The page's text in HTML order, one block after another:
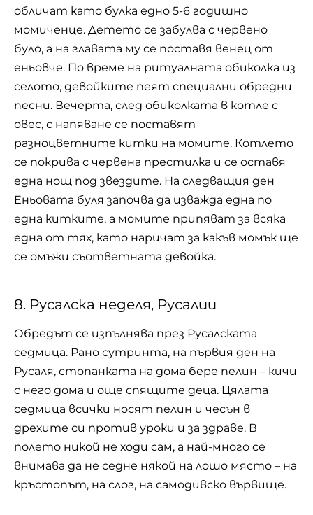
обличат като булка едно 5-6 годишно
момиченце. Детето се забулва с червено
було, а на главата му се поставя венец от
еньовче. По време на ритуалната обиколка из
селото, девойките пеят специални обредни
песни. Вечерта, след обиколката в котле с
овес, с напяване се поставят
разноцветните китки на момите. Котлето
се покрива с червена престилка и се оставя
една нощ под звездите. На следващия ден
Еньовата буля започва да изважда една по
една китките, а момите припяват за всяка
една от тях, като наричат за какъв момък ще
се омъжи съответната девойка.
8. Русалска неделя, Русалии
Обредът се изпълнява през Русалската
седмица. Рано сутринта, на първия ден на
Русаля, стопанката на дома бере пелин – кичи
с него дома и още спящите деца. Цялата
седмица всички носят пелин и чесън в
дрехите си против уроки и за здраве. В
полето никой не ходи сам, а най-много се
внимава да не седне някой на лошо място – на
кръстопът, на слог, на самодивско вървище.